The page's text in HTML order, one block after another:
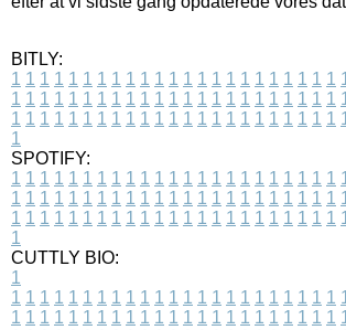
BITLY:
1 1 1 1 1 1 1 1 1 1 1 1 1 1 1 1 1 1 1 1 1 1 1
1 1 1 1 1 1 1 1 1 1 1 1 1 1 1 1 1 1 1 1 1 1 1
1 1 1 1 1 1 1 1 1 1 1 1 1 1 1 1 1 1 1 1 1 1 1
1
SPOTIFY:
1 1 1 1 1 1 1 1 1 1 1 1 1 1 1 1 1 1 1 1 1 1 1
1 1 1 1 1 1 1 1 1 1 1 1 1 1 1 1 1 1 1 1 1 1 1
1 1 1 1 1 1 1 1 1 1 1 1 1 1 1 1 1 1 1 1 1 1 1
1
CUTTLY BIO:
1
1 1 1 1 1 1 1 1 1 1 1 1 1 1 1 1 1 1 1 1 1 1 1
1 1 1 1 1 1 1 1 1 1 1 1 1 1 1 1 1 1 1 1 1 1 1